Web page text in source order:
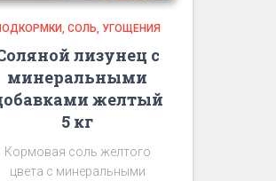
СОЛЬ, УГОЩЕНИЯ
лизунец c
минеральными
желтый
5 кг
Кормовая соль желтого
цвета с минеральными